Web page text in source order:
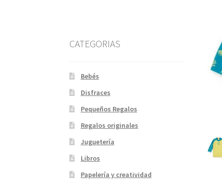
CATEGORIAS
Bebés
Disfraces
Pequeños Regalos
Regalos originales
Juguetería
Libros
Papelería y creatividad